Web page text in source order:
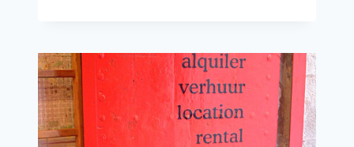
2020